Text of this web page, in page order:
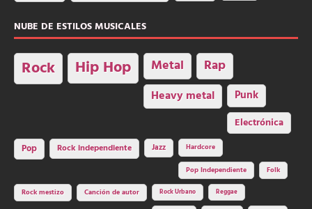
NUBE DE ESTILOS MUSICALES
Rock Hip Hop Metal Rap
Heavy metal Punk
Electrónica
Pop Rock independiente Jazz Hardcore
Pop Independiente Folk
Rock mestizo Canción de autor Rock Urbano Reggae